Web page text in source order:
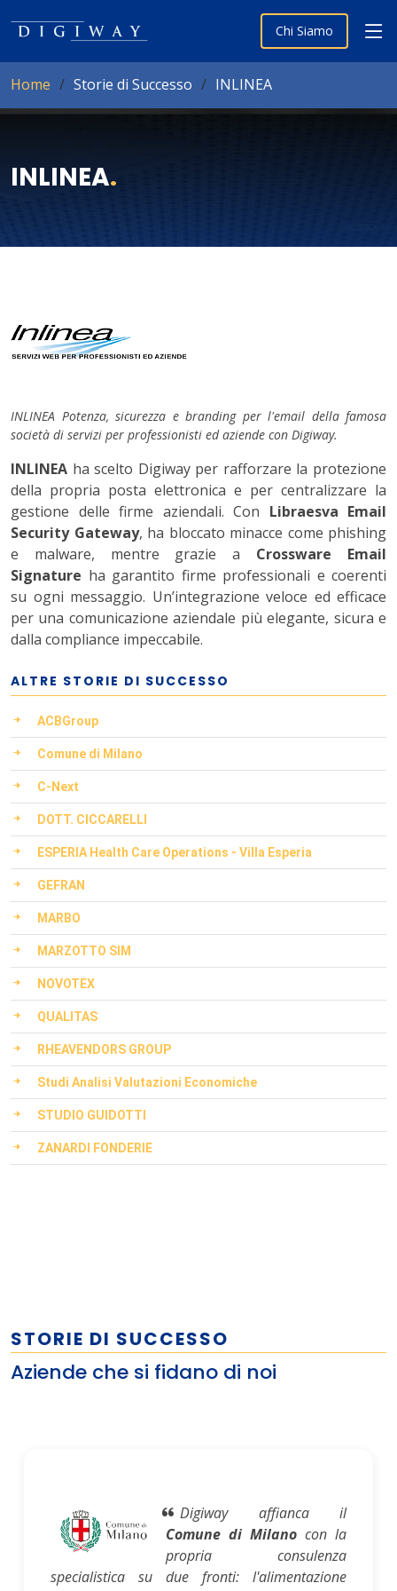
Chi Siamo
Home Storie di Successo INLINEA
INLINEA.
INLINEA Potenza, sicurezza e branding per l'email della famosa
società di servizi per professionisti ed aziende con Digiway.
INLINEA ha scelto Digiway per rafforzare la protezione
della propria posta elettronica e per centralizzare la
gestione delle firme aziendali. Con Libraesva Email
SecurityGateway, ha bloccato minacce come phishing
e malware, mentre grazie a Crossware Email
Signature ha garantito firme professionali e coerenti
su ogni messaggio. Un’integrazione veloce ed efficace
per una comunicazione aziendale più elegante, sicura e
dalla compliance impeccabile.
ALTRE STORIE DI SUCCESSO
ACBGroup
Comune di Milano
C-Next
DOTT. CICCARELLI
ESPERIA Health Care Operations - Villa Esperia
GEFRAN
MARBO
MARZOTTO SIM
NOVOTEX
QUALITAS
RHEAVENDORS GROUP
Studi Analisi Valutazioni Economiche
STUDIO GUIDOTTI
ZANARDI FONDERIE
STORIE DI SUCCESSO
Aziende che si fidano di noi
Digiway affianca il
Comune di Milano con la
propria consulenza
specialistica su due fronti: l'alimentazione